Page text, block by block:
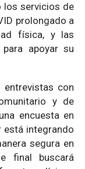
los servicios de
prolongado a
física, y las
apoyar su
con
y de
encuesta en
está integrando
segura en
final buscará